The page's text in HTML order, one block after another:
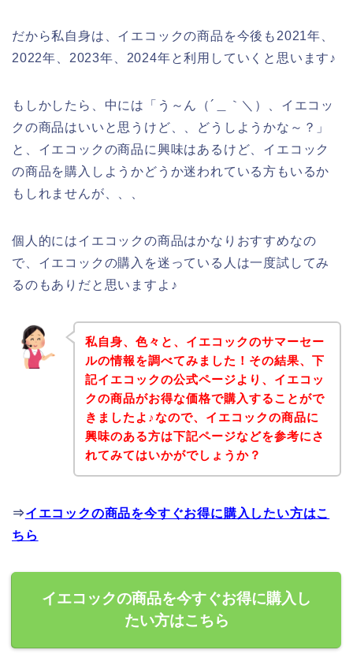
だから私自身は、イエコックの商品を今後も2021年、
2022年、2023年、2024年と利用していくと思います♪
もしかしたら、中には「う～ん（´＿｀＼）、イエコッ
クの商品はいいと思うけど、、どうしようかな～？」
と、イエコックの商品に興味はあるけど、イエコック
の商品を購入しようかどうか迷われている方もいるか
もしれませんが、、、
個人的にはイエコックの商品はかなりおすすめなの
で、イエコックの購入を迷っている人は一度試してみ
るのもありだと思いますよ♪
私自身、色々と、イエコックのサマーセー
ルの情報を調べてみました！その結果、下
記イエコックの公式ページより、イエコッ
クの商品がお得な価格で購入することがで
きましたよ♪なので、イエコックの商品に
興味のある方は下記ページなどを参考にさ
れてみてはいかがでしょうか？
⇒イエコックの商品を今すぐお得に購入したい方はこ
ちら
イエコックの商品を今すぐお得に購入し
たい方はこちら